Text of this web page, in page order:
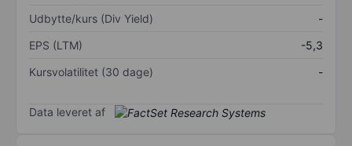
Udbytte/kurs (Div Yield)
-
EPS (LTM)
-5,3
Kursvolatilitet (30 dage)
-
Data leveret af